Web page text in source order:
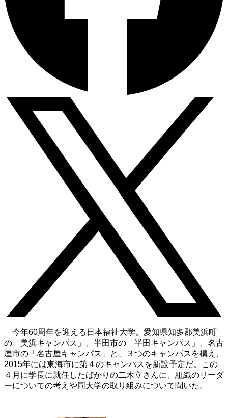
今年60周年を迎える日本福祉大学。愛知県知多郡美浜町
の「美浜キャンパス」、半田市の「半田キャンパス」、名古
屋市の「名古屋キャンパス」と、３つのキャンパスを構え、
2015年には東海市に第４のキャンパスを新設予定だ。この
４月に学長に就任したばかりの二木立さんに、組織のリーダ
ーについての考えや同大学の取り組みについて聞いた。